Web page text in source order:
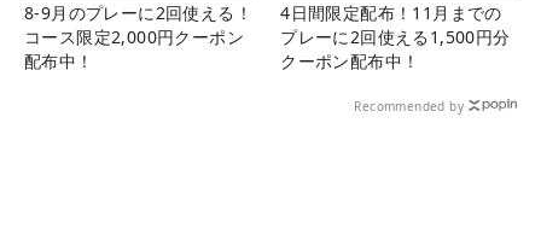
8-9月のプレーに2回使える！
コース限定2,000円クーポン
配布中！
4日間限定配布！11月までの
プレーに2回使える1,500円分
クーポン配布中！
Recommended by